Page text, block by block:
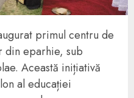
primul centru de
eparhie, sub
Această inițiativă
al educației